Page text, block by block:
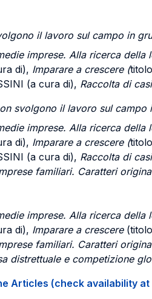
il lavoro sul campo in
imprese. Alla ricerca della
di), Imparare a crescere (
(a cura di), Raccolta di
svolgono il lavoro sul campo
imprese. Alla ricerca della
di), Imparare a crescere (
(a cura di), Raccolta di
familiari. Caratteri
imprese. Alla ricerca della
di), Imparare a crescere(titolo
familiari. Caratteri
distrettuale e competizione
Articles (check availability